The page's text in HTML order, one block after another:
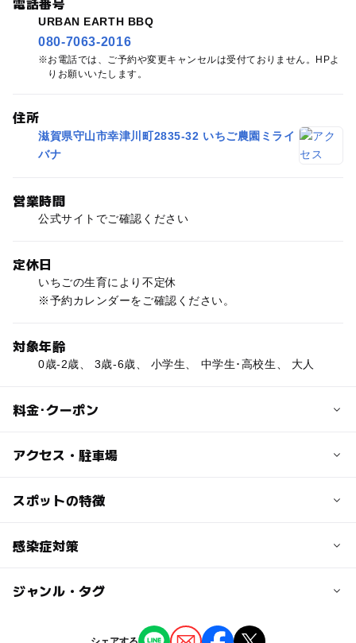
URBAN EARTH BBQ
080-7063-2016
お電話では、ご予約や変更キャンセルは受付ておりません。HPよ
りお願いいたします。
住所
滋賀県守山市幸津川町2835-32 いちご農園ミライ
バナ
営業時間
公式サイトでご確認ください
定休日
いちごの生育により不定休
※予約カレンダーをご確認ください。
対象年齢
0歳-2歳、 3歳-6歳、 小学生、 中学生･高校生、 大人
料金･クーポン
子供の料金
アクセス・駐車場
交通アクセス
くの時間が必要となります。
公式HPにて写真付きで経路を説明しておりますのでそち
スポットの特徴
駐車場あり ー
ベビーカーOK
感染症対策
・スタッフの体調管理
ジャンル・タグ